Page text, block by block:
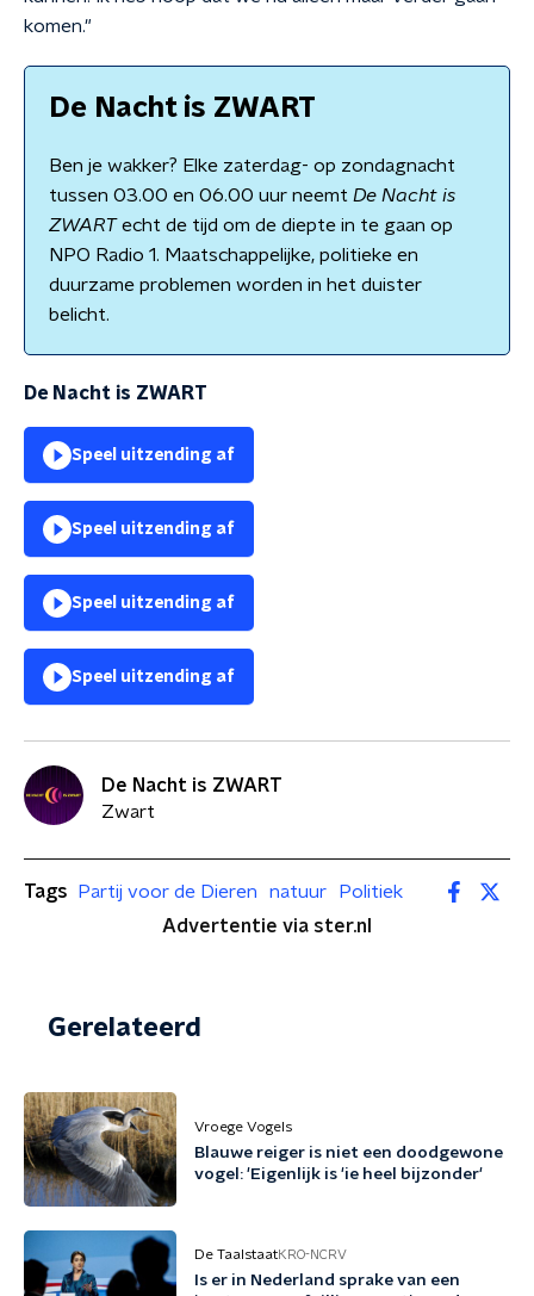
komen."
De Nacht is ZWART
Ben je wakker? Elke zaterdag- op zondagnacht
tussen 03.00 en 06.00 uur neemt De Nacht is
ZWARTecht de tijd om de diepte in te gaan op
NPO Radio 1. Maatschappelijke, politieke en
duurzame problemen worden in het duister
belicht.
De Nacht is ZWART
Speel uitzending af
Speel uitzending af
Speel uitzending af
Speel uitzending af
De Nacht is ZWART
Zwart
Tags Partij voor de Dieren natuur
Politiek
Advertentie via ster.nl
Gerelateerd
Vroege Vogels
Blauwe reiger is niet een doodgewone
vogel: 'Eigenlijk is 'ie heel bijzonder'
De TaalstaatKRO-NCRV
Is er in Nederland sprake van een